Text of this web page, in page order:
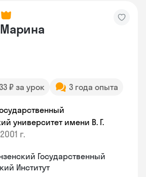
Марина
₽ за урок 3 года опыта
университет имени В. Г.
2001 г.
Государственный
Институт